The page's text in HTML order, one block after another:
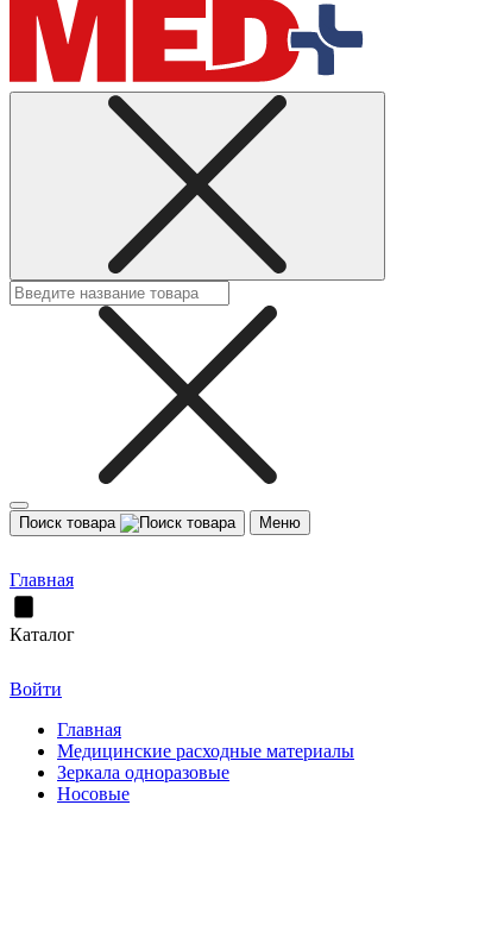
Поиск товара Меню
Главная
Каталог
Войти
Главная
Медицинские расходные материалы
Зеркала одноразовые
Носовые